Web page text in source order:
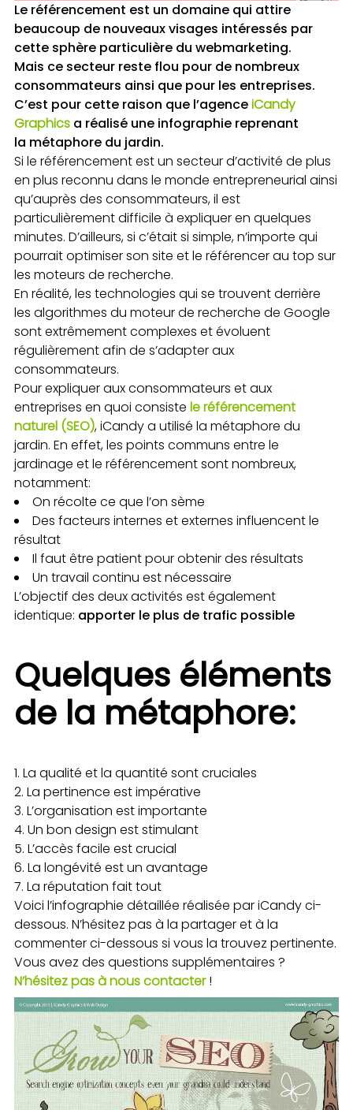
Le référencement est un domaine qui attire
beaucoup de nouveaux visages intéressés par
cette sphère particulière du webmarketing.
Mais ce secteur reste flou pour de nombreux
consommateurs ainsi que pour les entreprises.
C’est pour cette raison que l’agenceiCandy
Graphics a réalisé une infographie reprenant
la métaphore du jardin.
Si le référencement est un secteur d’activité de plus
en plus reconnu dans le monde entrepreneurial ainsi
qu’auprès des consommateurs, il est
particulièrement difficile à expliquer en quelques
minutes. D’ailleurs, si c’était si simple, n’importe qui
pourrait optimiser son site et le référencer au top sur
les moteurs de recherche.
En réalité, les technologies qui se trouvent derrière
les algorithmes du moteur de recherche de Google
sont extrêmement complexes et évoluent
régulièrement afin de s’adapter aux
consommateurs.
Pour expliquer aux consommateurs et aux
entreprises en quoi consiste le référencement
naturel (SEO), iCandy a utilisé la métaphore du
jardin. En effet, les points communs entre le
jardinage et le référencement sont nombreux,
notamment:
On récolte ce que l’on sème
Des facteurs internes et externes influencent le
résultat
Il faut être patient pour obtenir des résultats
Un travail continu est nécessaire
L’objectif des deux activités est également
identique: apporter le plus de trafic possible
Quelques éléments
de la métaphore:
La qualité et la quantité sont cruciales
La pertinence est impérative
L’organisation est importante
Un bon design est stimulant
L’accès facile est crucial
La longévité est un avantage
La réputation fait tout
Voici l’infographie détaillée réalisée par iCandy ci-
dessous. N’hésitez pas à la partager et à la
commenter ci-dessous si vous la trouvez pertinente.
Vous avez des questions supplémentaires ?
N’hésitez pas à nous contacter!